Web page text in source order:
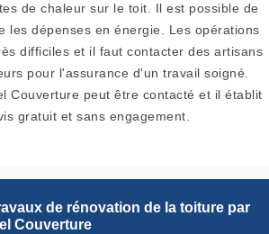
de chaleur sur le toit. Il est possible de
les dépenses en énergie. Les opérations
difficiles et il faut contacter des artisans
pour l'assurance d'un travail soigné.
Couverture peut être contacté et il établit
gratuit et sans engagement.
de rénovation de la toiture par
Couverture